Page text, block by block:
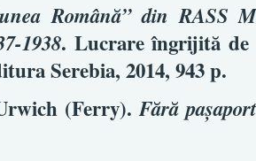
Română” din RASS
1938. Lucrare îngrijită
Serebia, 2014, 943 p.
(Ferry).Fără